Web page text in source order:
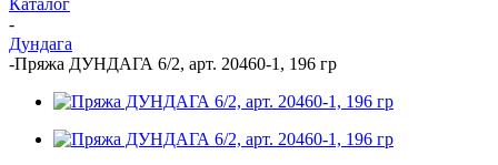
-
Дундага
-Пряжа ДУНДАГА 6/2, арт. 20460-1, 196 гр